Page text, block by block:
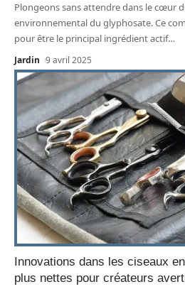
Plongeons sans attendre dans le cœur
environnemental du glyphosate. Ce
pour être le principal ingrédient actif…
Jardin 9 avril 2025
Innovations dans les ciseaux
plus nettes pour créateurs